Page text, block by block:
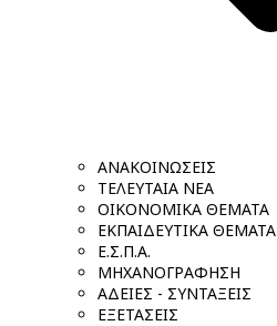
ΑΝΑΚΟΙΝΩΣΕΙΣ
ΤΕΛΕΥΤΑΙΑ ΝΕΑ
ΟΙΚΟΝΟΜΙΚΑ ΘΕΜΑΤΑ
ΕΚΠΑΙΔΕΥΤΙΚΑ ΘΕΜΑΤΑ
Ε.Σ.Π.Α.
ΜΗΧΑΝΟΓΡΑΦΗΣΗ
ΑΔΕΙΕΣ - ΣΥΝΤΑΞΕΙΣ
ΕΞΕΤΑΣΕΙΣ